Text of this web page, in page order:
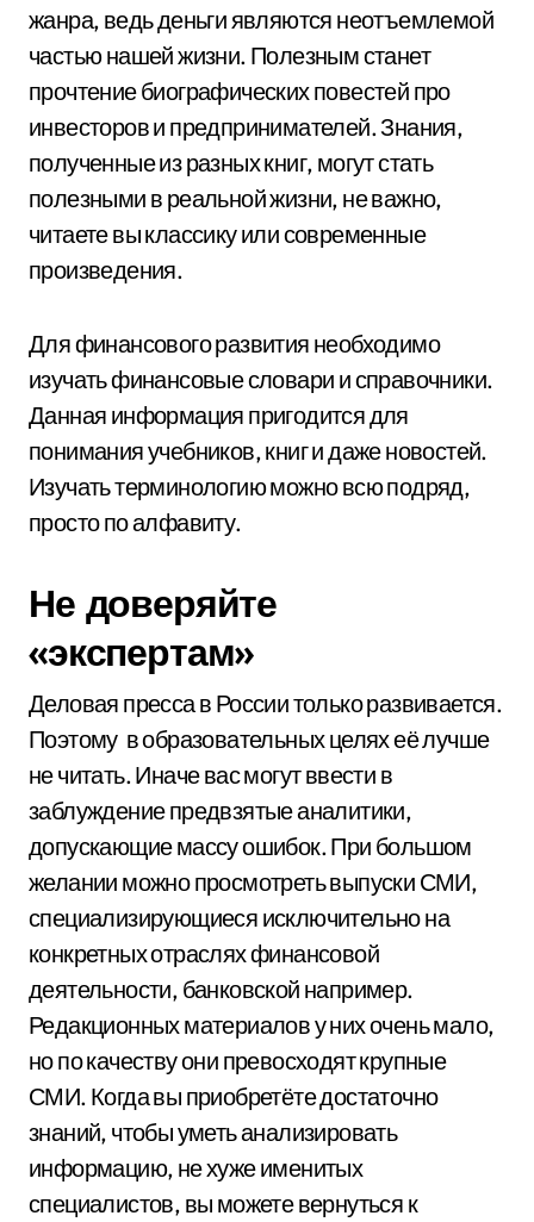
жанра, ведь деньги являются неотъемлемой
частью нашей жизни. Полезным станет
прочтение биографических повестей про
инвесторов и предпринимателей. Знания,
полученные из разных книг, могут стать
полезными в реальной жизни, не важно,
читаете вы классику или современные
произведения.
Для финансового развития необходимо
изучать финансовые словари и справочники.
Данная информация пригодится для
понимания учебников, книг и даже новостей.
Изучать терминологию можно всю подряд,
просто по алфавиту.
Не доверяйте
«экспертам»
Деловая пресса в России только развивается.
Поэтому в образовательных целях её лучше
не читать. Иначе вас могут ввести в
заблуждение предвзятые аналитики,
допускающие массу ошибок. При большом
желании можно просмотреть выпуски СМИ,
специализирующиеся исключительно на
конкретных отраслях финансовой
деятельности, банковской например.
Редакционных материалов у них очень мало,
но по качеству они превосходят крупные
СМИ. Когда вы приобретёте достаточно
знаний, чтобы уметь анализировать
информацию, не хуже именитых
специалистов, вы можете вернуться к